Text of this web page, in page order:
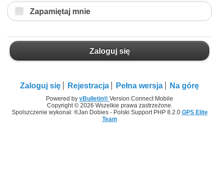
Zapamiętaj mnie
Zaloguj się
Zaloguj się Rejestracja Pełna wersja Na górę
Powered by vBulletin® Version Connect Mobile
Copyright © 2026 Wszelkie prawa zastrzeżone.
Spolszczenie wykonał: ®Jan Dobies - Polski Support PHP 8.2.0 GPS Elite
Team